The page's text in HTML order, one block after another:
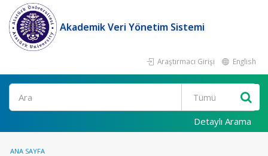
Akademik Veri Yönetim Sistemi
Araştırmacı Girişi English
Ara
Detaylı Arama
ANA SAYFA